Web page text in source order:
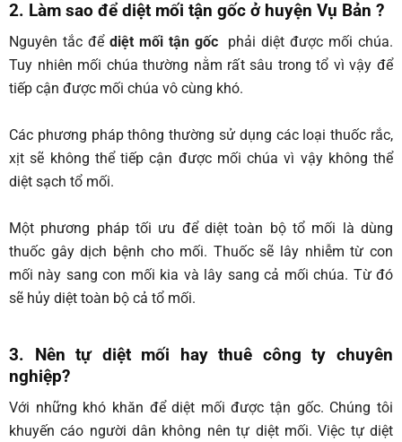
2. Làm sao để diệt mối tận gốc ở huyện Vụ Bản ?
Nguyên tắc để diệt mối tận gốc
phải diệt được mối chúa.
Tuy nhiên mối chúa thường nằm rất sâu trong tổ vì vậy để
tiếp cận được mối chúa vô cùng khó.
Các phương pháp thông thường sử dụng các loại thuốc rắc,
xịt sẽ không thể tiếp cận được mối chúa vì vậy không thể
diệt sạch tổ mối.
Một phương pháp tối ưu để diệt toàn bộ tổ mối là dùng
thuốc gây dịch bệnh cho mối. Thuốc sẽ lây nhiễm từ con
mối này sang con mối kia và lây sang cả mối chúa. Từ đó
sẽ hủy diệt toàn bộ cả tổ mối.
3. Nên tự diệt mối hay thuê công ty chuyên
nghiệp?
Với những khó khăn để diệt mối được tận gốc. Chúng tôi
khuyến cáo người dân không nên tự diệt mối. Việc tự diệt